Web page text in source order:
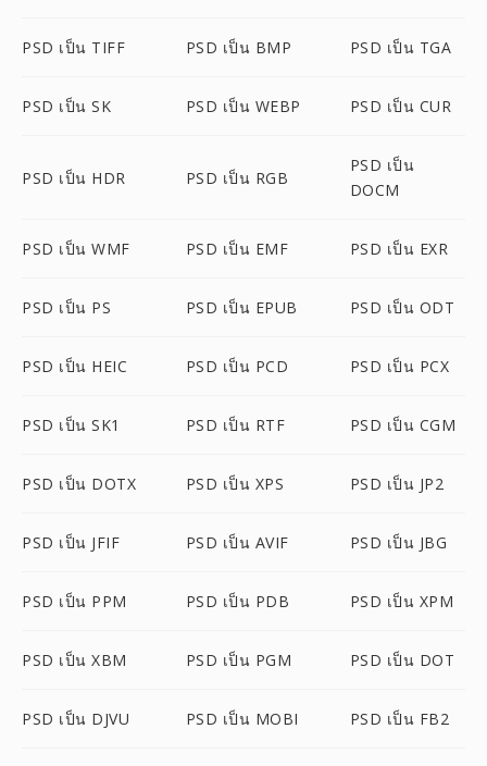
PSD เป็น TIFF PSD เป็น BMP PSD เป็น TGA
PSD เป็น SK PSD เป็น WEBP PSD เป็น CUR
PSD เป็น HDR PSD เป็น RGB
PSD เป็น
DOCM
PSD เป็น WMF PSD เป็น EMF PSD เป็น EXR
PSD เป็น PS PSD เป็น EPUB PSD เป็น ODT
PSD เป็น HEIC PSD เป็น PCD PSD เป็น PCX
PSD เป็น SK1 PSD เป็น RTF PSD เป็น CGM
PSD เป็น DOTX PSD เป็น XPS PSD เป็น JP2
PSD เป็น JFIF PSD เป็น AVIF PSD เป็น JBG
PSD เป็น PPM PSD เป็น PDB PSD เป็น XPM
PSD เป็น XBM PSD เป็น PGM PSD เป็น DOT
PSD เป็น DJVU PSD เป็น MOBI PSD เป็น FB2